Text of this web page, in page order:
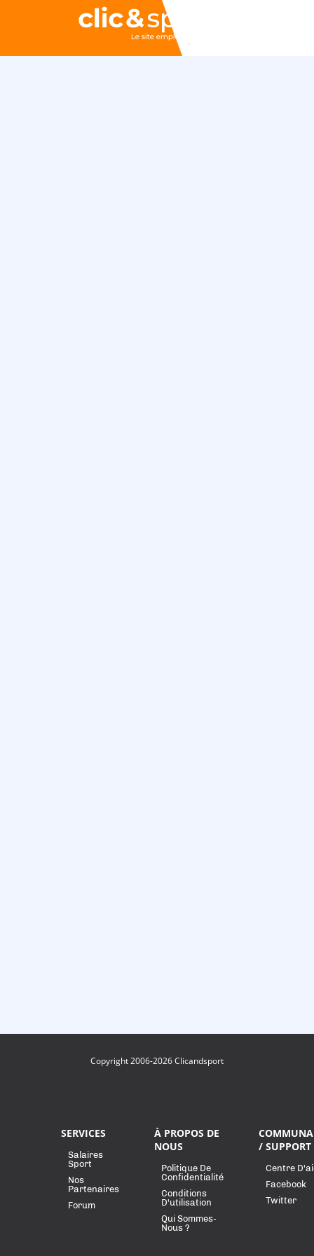
Copyright 2006-2026 Clicandsport
SERVICES
Salaires
Sport
Nos
Partenaires
Forum
À PROPOS DE
NOUS
Politique De
Confidentialité
Conditions
D'utilisation
Qui Sommes-
Nous ?
/ SUPPORT
Centre
Facebook
Twitter